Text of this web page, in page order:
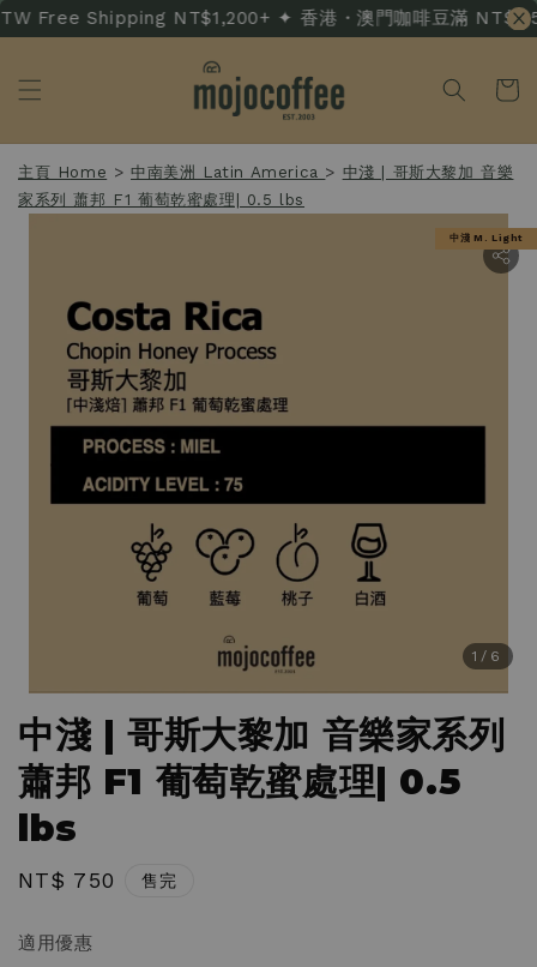
Free Shipping NT$1,200+ ✦ 香港・澳門咖啡豆滿
主頁 Home >中南美洲 Latin America > 中淺 | 哥斯大黎加 音樂
家系列 蕭邦 F1 葡萄乾蜜處理| 0.5 lbs
1 /6
中淺 M. Light
中淺 | 哥斯大黎加 音樂家系列
蕭邦 F1 葡萄乾蜜處理| 0.5
lbs
Regular
NT$ 750 售完
適用優惠